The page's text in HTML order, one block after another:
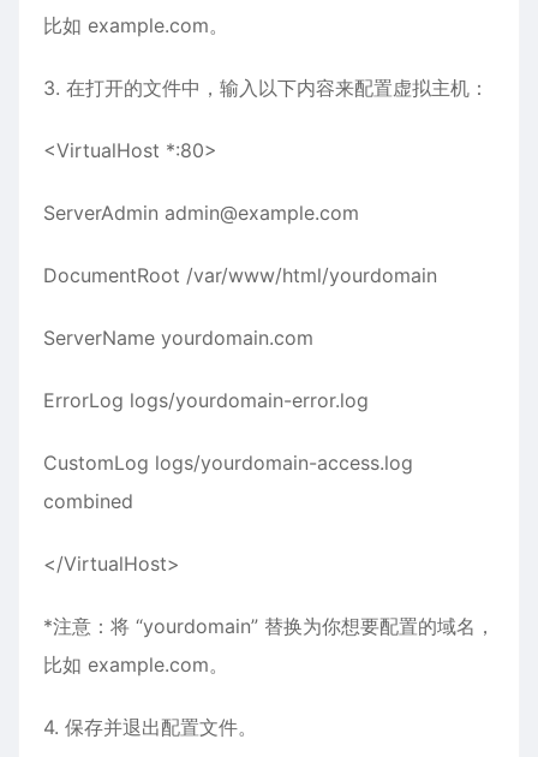
比如 example.com。
3. 在打开的文件中，输入以下内容来配置虚拟主机：
<VirtualHost *:80>
ServerAdmin admin@example.com
DocumentRoot /var/www/html/yourdomain
ServerName yourdomain.com
ErrorLog logs/yourdomain-error.log
CustomLog logs/yourdomain-access.log
combined
</VirtualHost>
*注意：将 “yourdomain” 替换为你想要配置的域名，
比如 example.com。
4. 保存并退出配置文件。